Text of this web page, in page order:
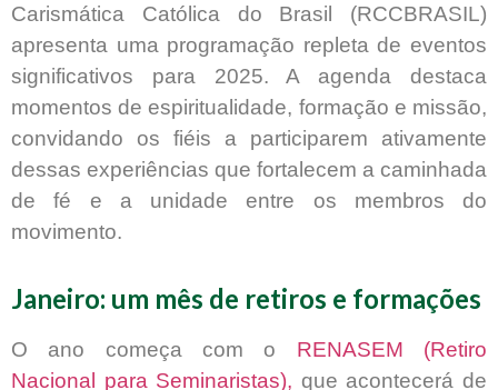
Carismática Católica do Brasil (RCCBRASIL)
apresenta uma programação repleta de eventos
significativos para 2025. A agenda destaca
momentos de espiritualidade, formação e missão,
convidando os fiéis a participarem ativamente
dessas experiências que fortalecem a caminhada
de fé e a unidade entre os membros do
movimento.
Janeiro: um mês de retiros e formações
O ano começa com o RENASEM (Retiro
Nacional para Seminaristas), que acontecerá de